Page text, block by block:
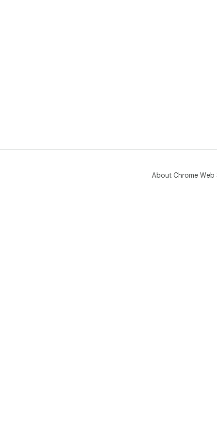
About Chrome Web